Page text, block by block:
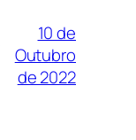
10 de
Outubro
de 2022